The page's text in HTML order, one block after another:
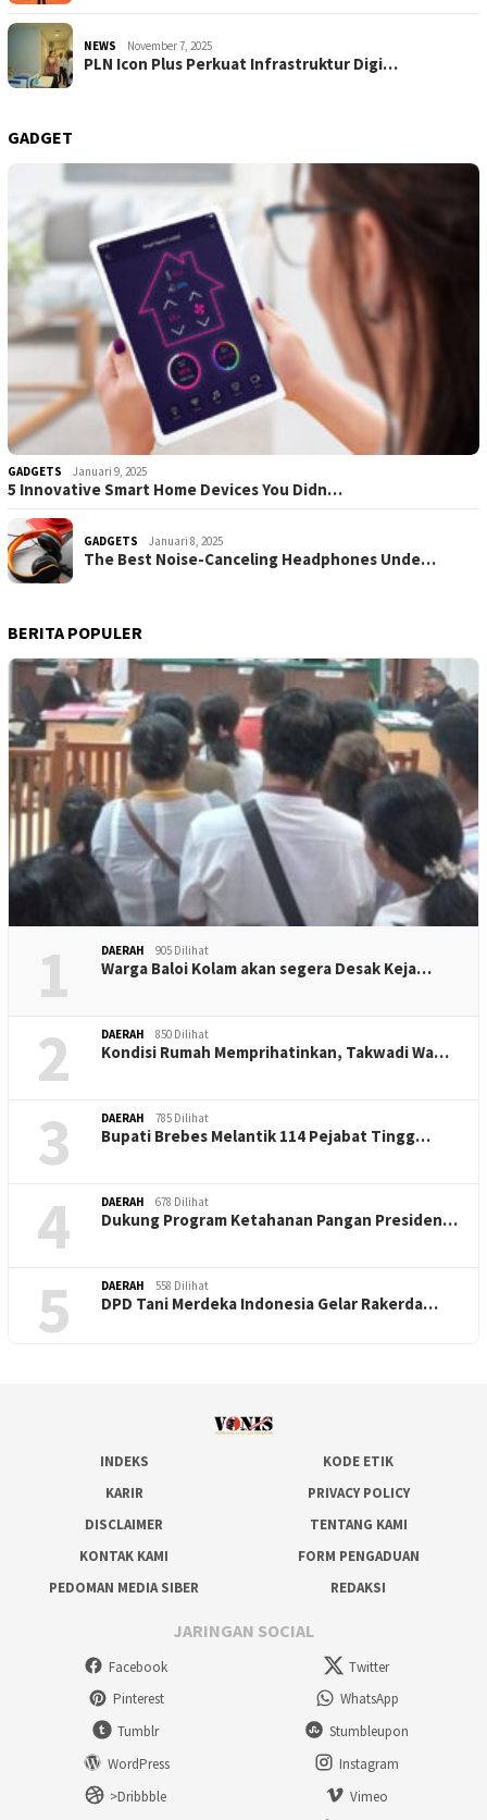
NEWS November 7, 2025
PLN Icon Plus Perkuat Infrastruktur Digi…
GADGET
GADGETS Januari 9, 2025
5 Innovative Smart Home Devices You Didn…
GADGETS Januari 8, 2025
The Best Noise-Canceling Headphones Unde…
BERITA POPULER
1 DAERAH 905 Dilihat
Warga Baloi Kolam akan segera Desak Keja…
2 DAERAH 850 Dilihat
Kondisi Rumah Memprihatinkan, Takwadi Wa…
3 DAERAH 785 Dilihat
Bupati Brebes Melantik 114 Pejabat Tingg…
4 DAERAH 678 Dilihat
Dukung Program Ketahanan Pangan Presiden…
5 DAERAH 558 Dilihat
DPD Tani Merdeka Indonesia Gelar Rakerda…
INDEKS
KODE ETIK
KARIR
PRIVACY POLICY
DISCLAIMER
TENTANG KAMI
KONTAK KAMI
FORM PENGADUAN
PEDOMAN MEDIA SIBER
REDAKSI
JARINGAN SOCIAL
Facebook
Twitter
Pinterest
WhatsApp
Tumblr
Stumbleupon
WordPress
Instagram
>Dribbble
Vimeo